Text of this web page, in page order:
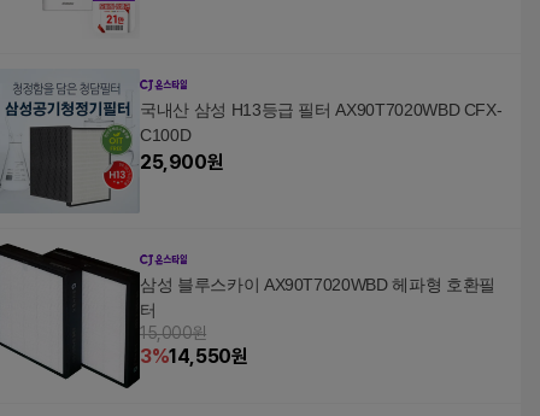
국내산 삼성 H13등급 필터 AX90T7020WBD CFX-
C100D
25,900원
삼성 블루스카이 AX90T7020WBD 헤파형 호환필
터
15,000원
3%14,550원